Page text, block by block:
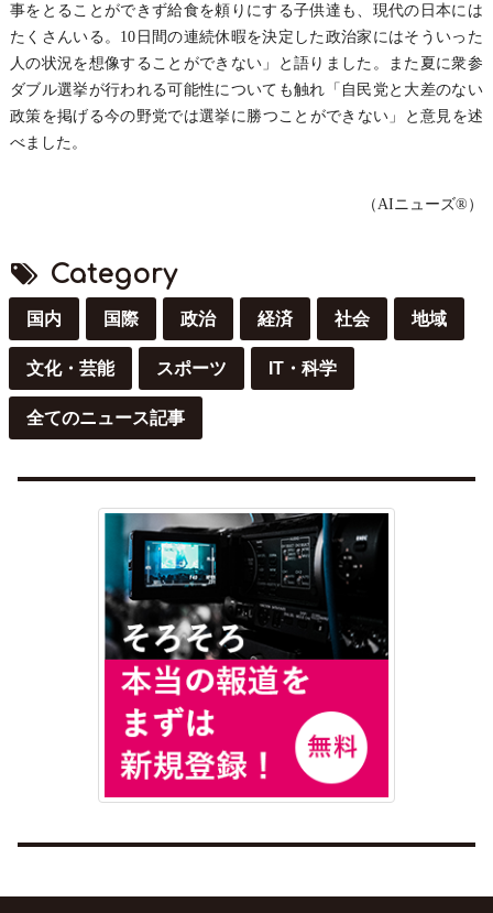
事をとることができず給食を頼 りにする子供達も、現代の日本には
たくさんいる。10日間の連続休暇を決定 した政治家に はそういった
人の状況を想像することができない」と語りました。
また夏に衆参
ダブル選挙が行われる可能性についても触れ「自民党と大差のな い
政策を掲げる今の野党では選挙に勝つことができない」と意見を述
べました 。
（AIニューズ®）
Category
国内 国際 政治 経済 社会 地域
文化・芸能 スポーツ IT・科学
全てのニュース記事